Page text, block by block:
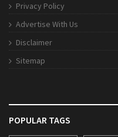
Privacy Policy
Advertise With Us
Disclaimer
Sitemap
POPULAR TAGS